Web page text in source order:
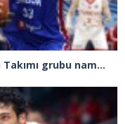
Sırbistan’ı da yenen Basketbol Milli Takımı grubu namağlup lider tamamladı